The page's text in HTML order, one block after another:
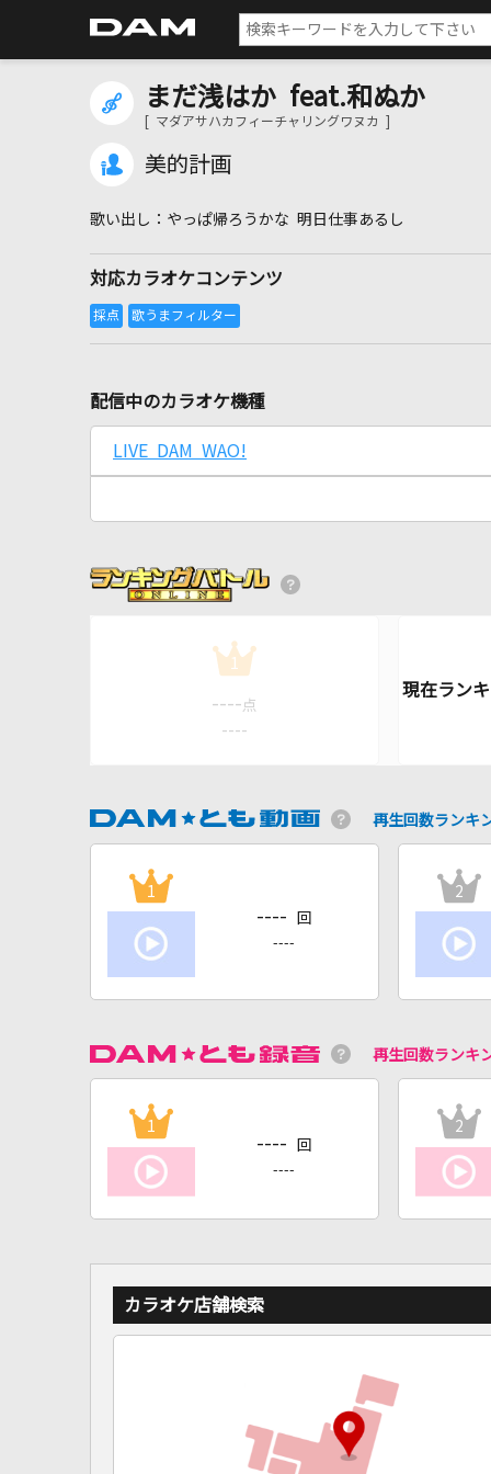
まだ浅はか feat.和ぬか
[ マダアサハカフィーチャリングワヌカ ]
美的計画
やっぱ帰ろうかな 明日仕事あるし
対応カラオケコンテンツ
配信中のカラオケ機種
LIVE DAM WAO!
1
---- 点
----
再生回数ランキ
1
---- 回
----
2
再生回数ランキ
1
---- 回
----
2
カラオケ店舗検索